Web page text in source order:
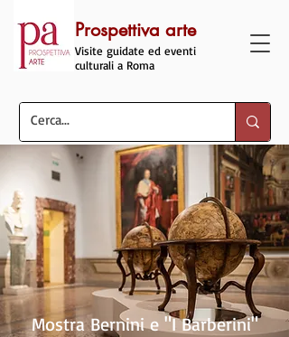
Visite guidate ed eventi
culturali a Roma
Prospettiva arte
Mostra Bernini e "I Barberini"